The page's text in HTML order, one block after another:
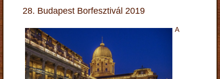
28. Budapest Borfesztivál 2019
A